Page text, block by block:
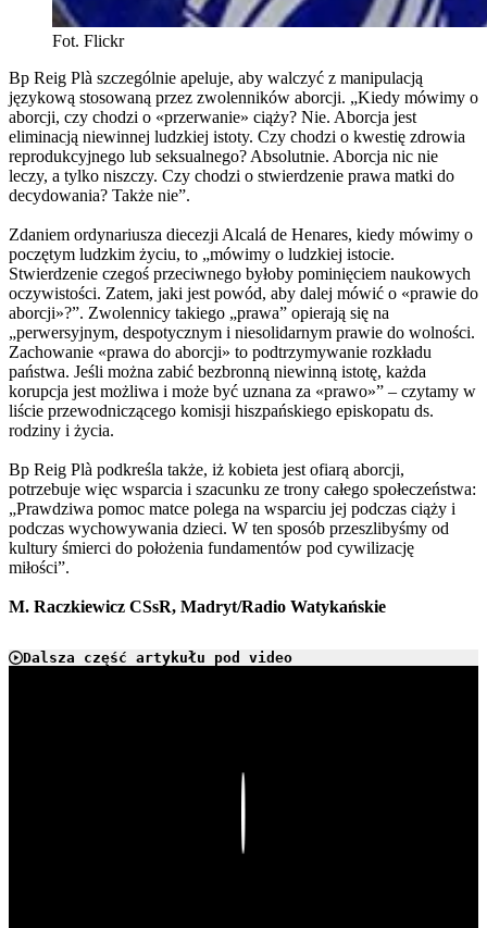
Fot. Flickr
Bp Reig Plà szczególnie apeluje, aby walczyć z manipulacją
językową stosowaną przez zwolenników aborcji. „Kiedy mówimy o
aborcji, czy chodzi o «przerwanie» ciąży? Nie. Aborcja jest
eliminacją niewinnej ludzkiej istoty. Czy chodzi o kwestię zdrowia
reprodukcyjnego lub seksualnego? Absolutnie. Aborcja nic nie
leczy, a tylko niszczy. Czy chodzi o stwierdzenie prawa matki do
decydowania? Także nie”.
Zdaniem ordynariusza diecezji Alcalá de Henares, kiedy mówimy o
poczętym ludzkim życiu, to „mówimy o ludzkiej istocie.
Stwierdzenie czegoś przeciwnego byłoby pominięciem naukowych
oczywistości. Zatem, jaki jest powód, aby dalej mówić o «prawie do
aborcji»?”. Zwolennicy takiego „prawa” opierają się na
„perwersyjnym, despotycznym i niesolidarnym prawie do wolności.
Zachowanie «prawa do aborcji» to podtrzymywanie rozkładu
państwa. Jeśli można zabić bezbronną niewinną istotę, każda
korupcja jest możliwa i może być uznana za «prawo»” – czytamy w
liście przewodniczącego komisji hiszpańskiego episkopatu ds.
rodziny i życia.
Bp Reig Plà podkreśla także, iż kobieta jest ofiarą aborcji,
potrzebuje więc wsparcia i szacunku ze trony całego społeczeństwa:
„Prawdziwa pomoc matce polega na wsparciu jej podczas ciąży i
podczas wychowywania dzieci. W ten sposób przeszlibyśmy od
kultury śmierci do położenia fundamentów pod cywilizację
miłości”.
M. Raczkiewicz CSsR, Madryt/Radio Watykańskie
Dalsza część artykułu pod video